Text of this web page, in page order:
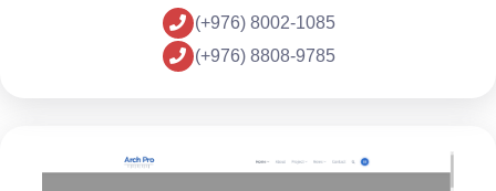
(+976) 8002-1085
(+976) 8808-9785